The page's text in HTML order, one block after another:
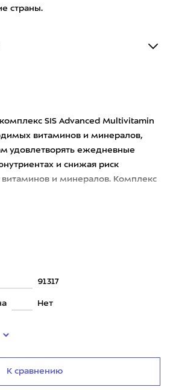
страны.
SIS Advanced Multivitamin
витаминов и минералов,
удовлетворять ежедневные
и снижая риск
и минералов. Комплекс
91317
Нет
К сравнению